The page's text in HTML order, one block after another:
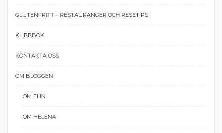
GLUTENFRITT – RESTAURANGER OCH RESETIPS
KLIPPBOK
KONTAKTA OSS
OM BLOGGEN
OM ELIN
OM HELENA